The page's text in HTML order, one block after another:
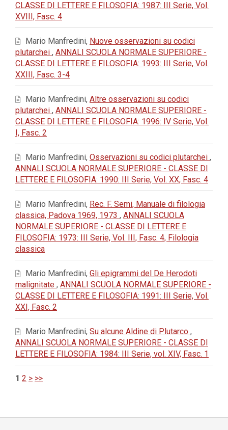
CLASSE DI LETTERE E FILOSOFIA: 1987: III Serie, Vol.
XVIII, Fasc. 4
Mario Manfredini, Nuove osservazioni su codici
plutarchei , ANNALI SCUOLA NORMALE SUPERIORE -
CLASSE DI LETTERE E FILOSOFIA: 1993: III Serie, Vol.
XXIII, Fasc. 3-4
Mario Manfredini, Altre osservazioni su codici
plutarchei , ANNALI SCUOLA NORMALE SUPERIORE -
CLASSE DI LETTERE E FILOSOFIA: 1996: IV Serie, Vol.
I, Fasc. 2
Mario Manfredini, Osservazioni su codici plutarchei ,
ANNALI SCUOLA NORMALE SUPERIORE - CLASSE DI
LETTERE E FILOSOFIA: 1990: III Serie, Vol. XX, Fasc. 4
Mario Manfredini, Rec. F. Semi, Manuale di filologia
classica, Padova 1969, 1973 , ANNALI SCUOLA
NORMALE SUPERIORE - CLASSE DI LETTERE E
FILOSOFIA: 1973: III Serie, Vol. III, Fasc. 4, Filologia
classica
Mario Manfredini, Gli epigrammi del De Herodoti
malignitate , ANNALI SCUOLA NORMALE SUPERIORE -
CLASSE DI LETTERE E FILOSOFIA: 1991: III Serie, Vol.
XXI, Fasc. 2
Mario Manfredini, Su alcune Aldine di Plutarco ,
ANNALI SCUOLA NORMALE SUPERIORE - CLASSE DI
LETTERE E FILOSOFIA: 1984: III Serie, vol. XIV, Fasc. 1
1 2 > >>